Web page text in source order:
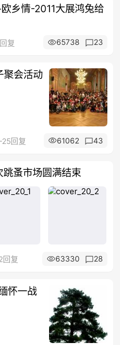
乡情-2011大展鸿兔给
复 65738 23
聚会活动
回复 61062 43
蚤市场圆满结束
回复 63330 28
怀一战